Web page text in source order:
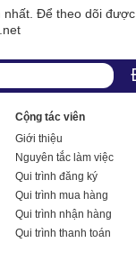
nhất. Để theo dõi được
Cộng tác viên
Giới thiệu
Nguyên tắc làm việc
Qui trình đăng ký
Qui trình mua hàng
Qui trình nhận hàng
Qui trình thanh toán